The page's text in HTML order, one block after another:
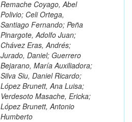
Remache Coyago, Abel
Polivio; Celi Ortega,
Santiago Fernando; Peña
Pinargote, Adolfo Juan;
Chávez Eras, Andrés;
Jurado, Daniel; Guerrero
Bejarano, María Auxiliadora;
Silva Siu, Daniel Ricardo;
López Brunett, Ana Luisa;
Verdesoto Masache, Ericka;
López Brunett, Antonio
Humberto